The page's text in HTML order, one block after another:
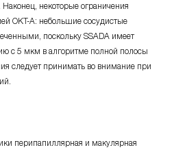
некоторые ограничения
OКT-A: небольшие сосудистые
поскольку SSADA имеет
с 5 мкм в алгоритме полной полосы
следует принимать во внимание при
перипапиллярная и макулярная